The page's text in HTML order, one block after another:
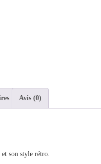
Avis (0)
son style rétro.